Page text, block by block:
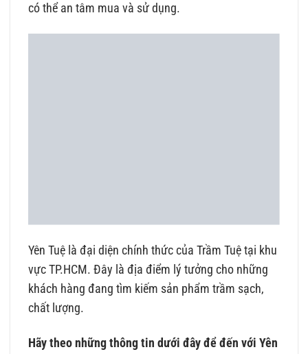
có thể an tâm mua và sử dụng.
Yên Tuệ là đại diện chính thức của Trầm Tuệ tại khu
vực TP.HCM. Đây là địa điểm lý tưởng cho những
khách hàng đang tìm kiếm sản phẩm trầm sạch,
chất lượng.
Hãy theo những thông tin dưới đây để đến với Yên